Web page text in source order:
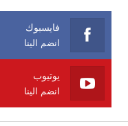
فايسبوك
انضم الينا
يوتيوب
انضم الينا